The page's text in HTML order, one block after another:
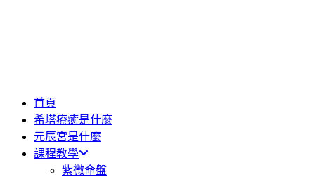
首頁
希塔療癒是什麼
元辰宮是什麼
課程教學
紫微命盤